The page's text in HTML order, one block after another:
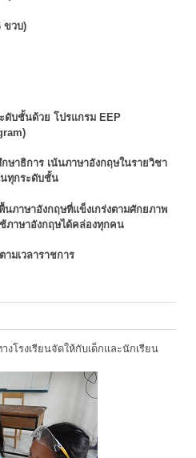
ขวบ)
ดับชั้นด้วย โปรแกรม EEP
ษาธิการ เน้นภาษาอังกฤษในรายวิชา
นทุกระดับชั้น
ภาษาอังกฤษที่แข็งเกร่งตามศักยภาพ
ภาษาอังกฤษได้คล่องทุกคน
ามเวลาราชการ
งโรงเรียนจัดให้กับเด็กและนักเรียน